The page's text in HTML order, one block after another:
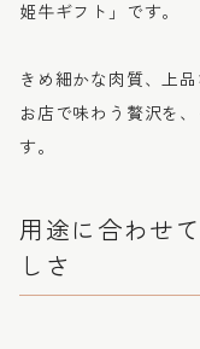
姫牛ギフト」です。
きめ細かな肉質、上
お店で味わう贅沢を
す。
用途に合わせ
しさ